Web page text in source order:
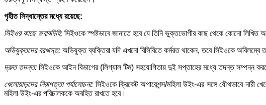
গৃহীত সিদ্ধান্তের মধ্যে রয়েছে:
সিইওর কাছে জবাবদিহি: সিইওকে স্পষ্টভাবে জানাতে হবে যে তিনি ভুক্তভোগীর কাছ থেকে কোনো লিখিত
অভিযুক্তদের বরখাস্ত: অভিযুক্ত ব্যক্তিরা যদি এখনো বিসিবিতে কর্মরত থাকেন, তবে সিইওকে অবিলম্বে
দ্রুত তদন্ত: সিইওকে আইন বিভাগের (লিগ্যাল টিম) সহযোগিতায় দুই সপ্তাহের মধ্যে তদন্ত সম্পন্ন
খেলোয়াড়দের নিরাপত্তা পর্যালোচনা: সিইওকে ক্রিকেট অপারেশন্স/মহিলা উইং-এর সঙ্গে যৌথভাবে নারী
মহিলা উইং-এর পরিচালককে অবহিত রাখতে হবে।